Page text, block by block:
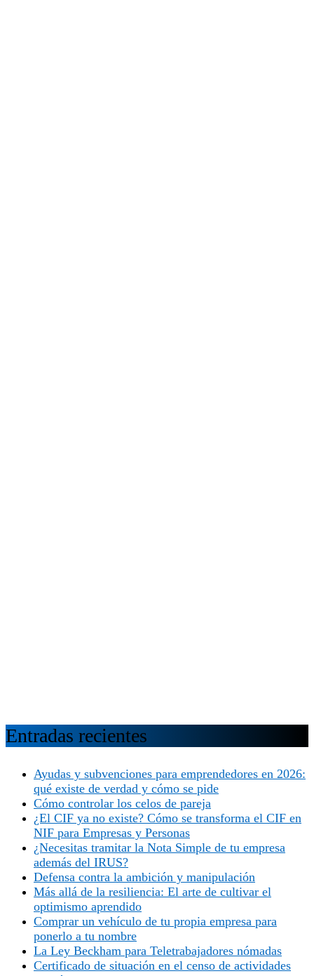
Entradas recientes
Ayudas y subvenciones para emprendedores en 2026:
qué existe de verdad y cómo se pide
Cómo controlar los celos de pareja
¿El CIF ya no existe? Cómo se transforma el CIF en
NIF para Empresas y Personas
¿Necesitas tramitar la Nota Simple de tu empresa
además del IRUS?
Defensa contra la ambición y manipulación
Más allá de la resiliencia: El arte de cultivar el
optimismo aprendido
Comprar un vehículo de tu propia empresa para
ponerlo a tu nombre
La Ley Beckham para Teletrabajadores nómadas
Certificado de situación en el censo de actividades